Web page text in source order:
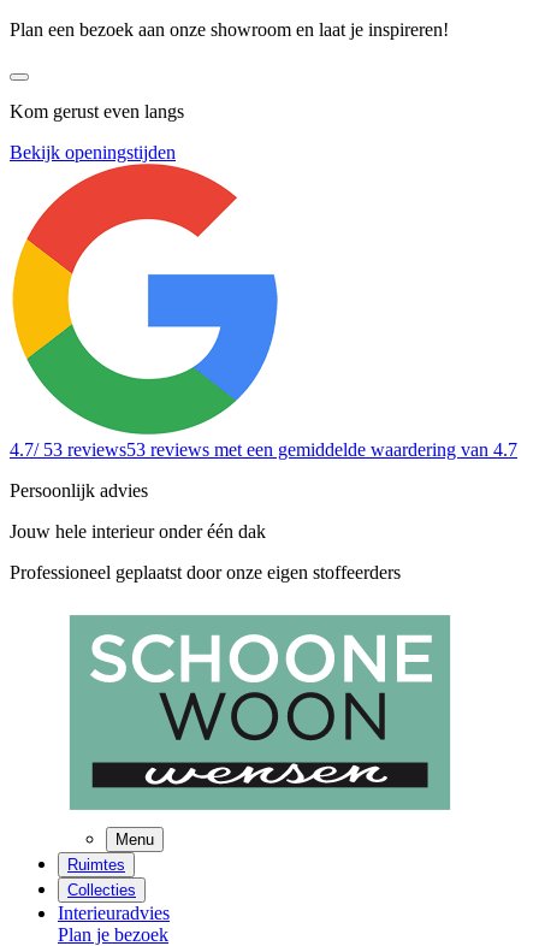
Plan een bezoek aan onze showroom en laat je inspireren!
Kom gerust even langs
Bekijk openingstijden
4.7/ 53 reviews53 reviews met een gemiddelde waardering van 4.7
Persoonlijk advies
Jouw hele interieur onder één dak
Professioneel geplaatst door onze eigen stoffeerders
Menu
Ruimtes
Collecties
Interieuradvies
Plan je bezoek